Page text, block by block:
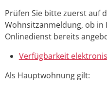
Prüfen Sie bitte zuerst auf
Wohnsitzanmeldung, ob in
Onlinedienst bereits
Verfügbarkeit
Als Hauptwohnung gilt: